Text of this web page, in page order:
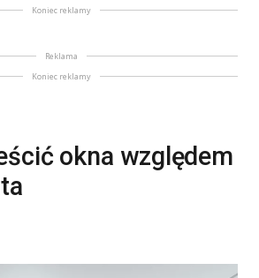
Koniec reklamy
Reklama
Koniec reklamy
okna względem